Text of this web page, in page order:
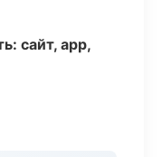
сайт, app,